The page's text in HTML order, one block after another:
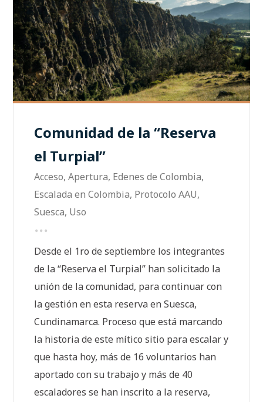
Comunidad de la “Reserva
el Turpial”
Acceso,Apertura, Edenes de Colombia,
Escalada en Colombia, Protocolo AAU,
Suesca, Uso
Desde el 1ro de septiembre los integrantes
de la “Reserva el Turpial” han solicitado la
unión de la comunidad, para continuar con
la gestión en esta reserva en Suesca,
Cundinamarca. Proceso que está marcando
la historia de este mítico sitio para escalar y
que hasta hoy, más de 16 voluntarios han
aportado con su trabajo y más de 40
escaladores se han inscrito a la reserva,